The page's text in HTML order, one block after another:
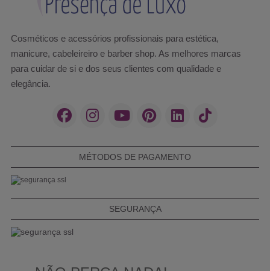
Cosméticos e acessórios profissionais para estética,
manicure, cabeleireiro e barber shop. As melhores marcas
para cuidar de si e dos seus clientes com qualidade e
elegância.
MÉTODOS DE PAGAMENTO
SEGURANÇA